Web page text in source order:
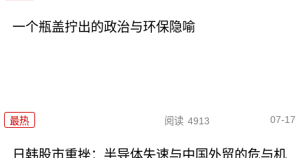
一个瓶盖拧出的政治与环保隐喻
最热 阅读 4913 07-17
日韩股市重挫：半导体失速与中国外贸的危与机